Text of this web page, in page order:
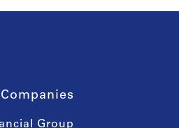
Group